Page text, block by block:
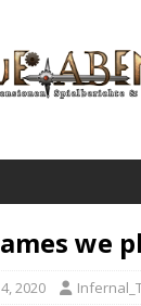
we
2020